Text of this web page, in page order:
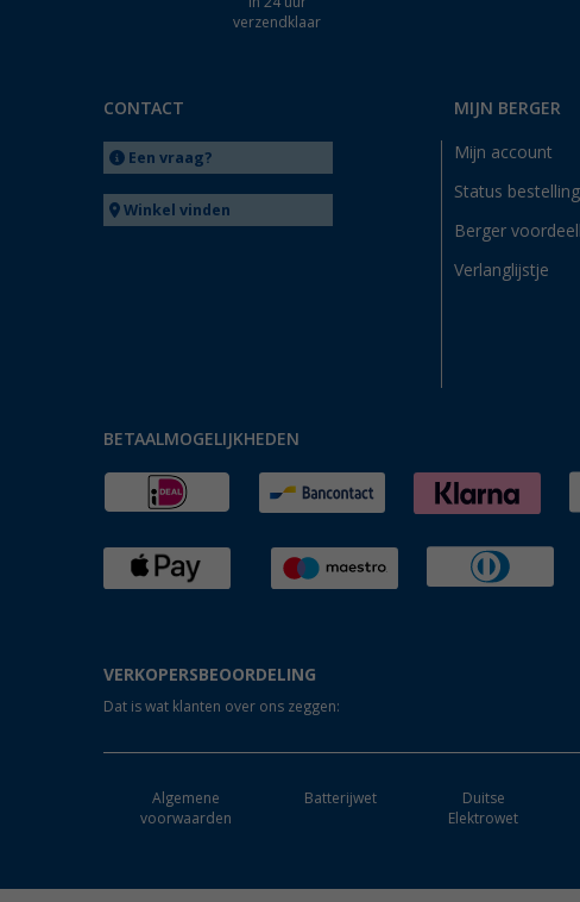
verzendklaar
CONTACT
Een vraag?
Winkel vinden
MIJN BERGER
Mijn account
Status bestelling
Berger
Verlanglijstje
BETAALMOGELIJKHEDEN
VERKOPERSBEOORDELING
Dat is wat klanten over ons zeggen:
Algemene
voorwaarden
Batterijwet
Duitse
Elektrowet